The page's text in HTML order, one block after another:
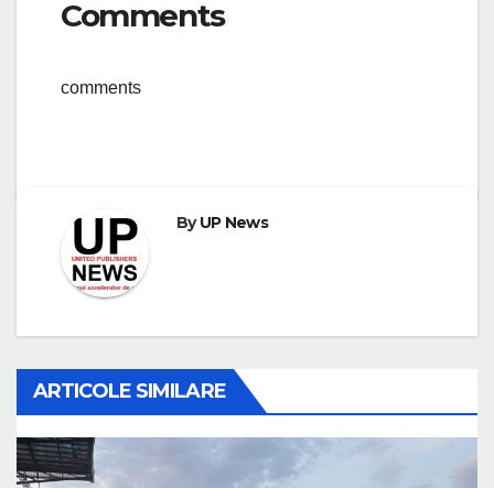
Comments
comments
ByUP News
ARTICOLE SIMILARE